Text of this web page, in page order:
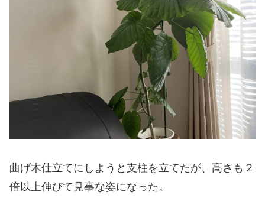
曲げ木仕立てにしようと支柱を立てたが、高さも２
倍以上伸びて見事な姿になった。